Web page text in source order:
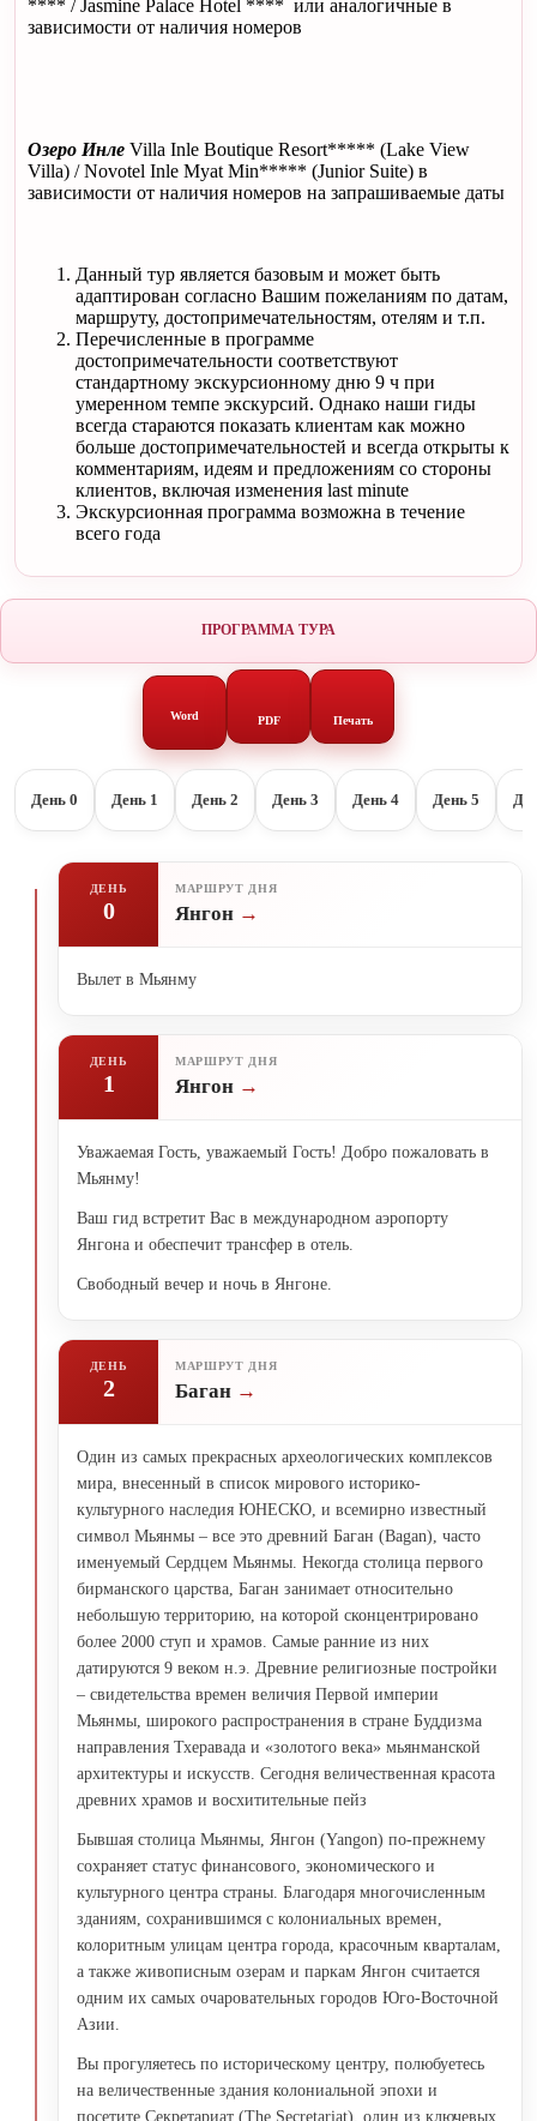
**** / Jasmine Palace Hotel **** или аналогичные в
зависимости от наличия номеров
Озеро Инле Villa Inle Boutique Resort***** (Lake View
Villa) / Novotel Inle Myat Min***** (Junior Suite) в
зависимости от наличия номеров на запрашиваемые даты
Данный тур является базовым и может быть
адаптирован согласно Вашим пожеланиям по датам,
маршруту, достопримечательностям, отелям и т.п.
Перечисленные в программе
достопримечательности соответствуют
стандартному экскурсионному дню 9 ч при
умеренном темпе экскурсий. Однако наши гиды
всегда стараются показать клиентам как можно
больше достопримечательностей и всегда открыты к
комментариям, идеям и предложениям со стороны
клиентов, включая изменения last minute
Экскурсионная программа возможна в течение
всего года
ПРОГРАММА ТУРА
Word PDF Печать
День 0 День 1 День 2 День 3 День 4 День 5
ДЕНЬ
0
МАРШРУТ ДНЯ
Янгон
Вылет в Мьянму
ДЕНЬ
1
МАРШРУТ ДНЯ
Янгон
Уважаемая Гость, уважаемый Гость! Добро пожаловать в
Мьянму!
Ваш гид встретит Вас в международном аэропорту
Янгона и обеспечит трансфер в отель.
Свободный вечер и ночь в Янгоне.
ДЕНЬ
2
МАРШРУТ ДНЯ
Баган
Один из самых прекрасных археологических комплексов
мира, внесенный в список мирового историко-
культурного наследия ЮНЕСКО, и всемирно известный
символ Мьянмы – все это древний Баган (Bagan), часто
именуемый Сердцем Мьянмы. Некогда столица первого
бирманского царства, Баган занимает относительно
небольшую территорию, на которой сконцентрировано
более 2000 ступ и храмов. Самые ранние из них
датируются 9 веком н.э. Древние религиозные постройки
– свидетельства времен величия Первой империи
Мьянмы, широкого распространения в стране Буддизма
направления Тхеравада и «золотого века» мьянманской
архитектуры и искусств. Сегодня величественная красота
древних храмов и восхитительные пейз
Бывшая столица Мьянмы, Янгон (Yangon) по-прежнему
сохраняет статус финансового, экономического и
культурного центра страны. Благодаря многочисленным
зданиям, сохранившимся с колониальных времен,
колоритным улицам центра города, красочным кварталам,
а также живописным озерам и паркам Янгон считается
одним их самых очаровательных городов Юго-Восточной
Азии.
Вы прогуляетесь по историческому центру, полюбуетесь
на величественные здания колониальной эпохи и
посетите Секретариат (The Secretariat), один из ключевых